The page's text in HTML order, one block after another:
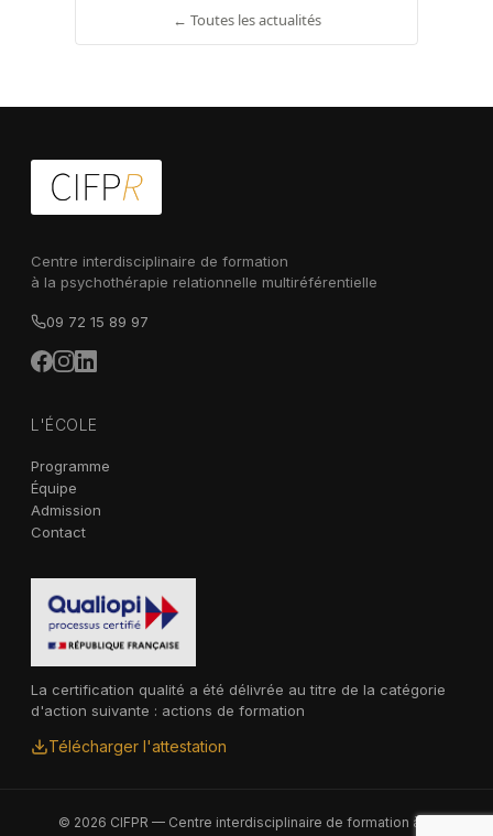
← Toutes les actualités
Centre interdisciplinaire de formation
à la psychothérapie relationnelle multiréférentielle
09 72 15 89 97
L'ÉCOLE
Programme
Équipe
Admission
Contact
La certification qualité a été délivrée au titre de la catégorie
d'action suivante : actions de formation
Télécharger l'attestation
© 2026 CIFPR — Centre interdisciplinaire de formation à la